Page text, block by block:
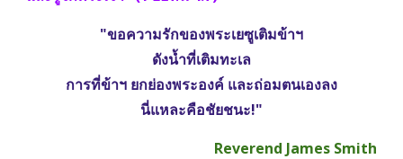
"ขอความรักของพระเยซูเติมข้าฯ
ดังน้ำที่เติมทะเล
การที่ข้าฯ ยกย่องพระองค์ และถ่อมตนเองลง
นี่แหละคือชัยชนะ!"
Reverend James Smith